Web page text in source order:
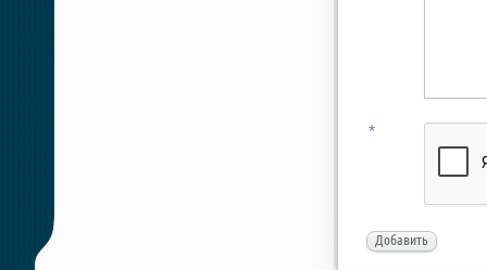
*
Добавить